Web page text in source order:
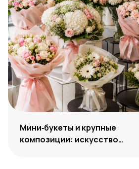
Мини‑букеты и крупные
композиции: искусство